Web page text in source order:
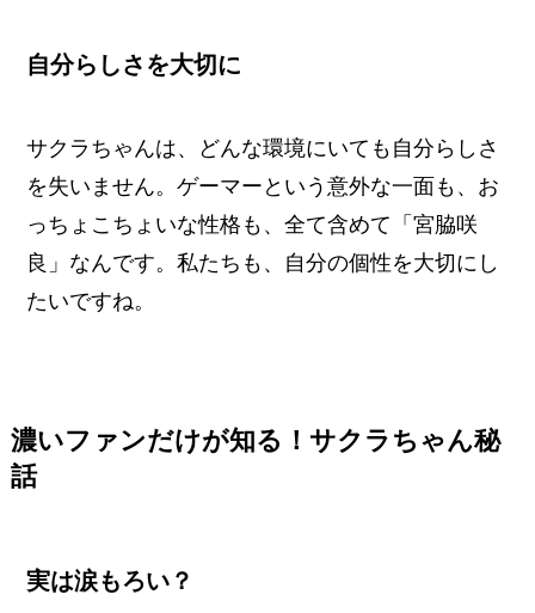
自分らしさを大切に
サクラちゃんは、どんな環境にいても自分らしさ
を失いません。ゲーマーという意外な一面も、お
っちょこちょいな性格も、全て含めて「宮脇咲
良」なんです。私たちも、自分の個性を大切にし
たいですね。
濃いファンだけが知る！サクラちゃん秘
話
実は涙もろい？